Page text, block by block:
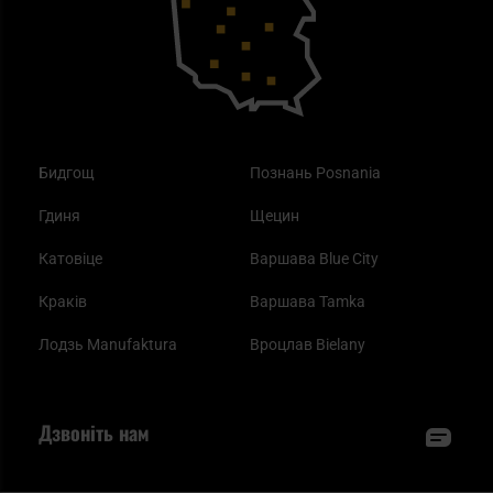
Бидгощ
Гдиня
Катовіце
Краків
Лодзь Manufaktura
Познань Posnania
Щецин
Варшава Blue City
Варшава Tamka
Вроцлав Bielany
Найкращі спальні мішки на осінь
Дзвоніть нам